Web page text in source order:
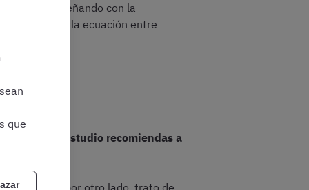
desempeñando con la
de la ecuación entre
de estudio recomiendas a
pero por otro lado, trato de
que